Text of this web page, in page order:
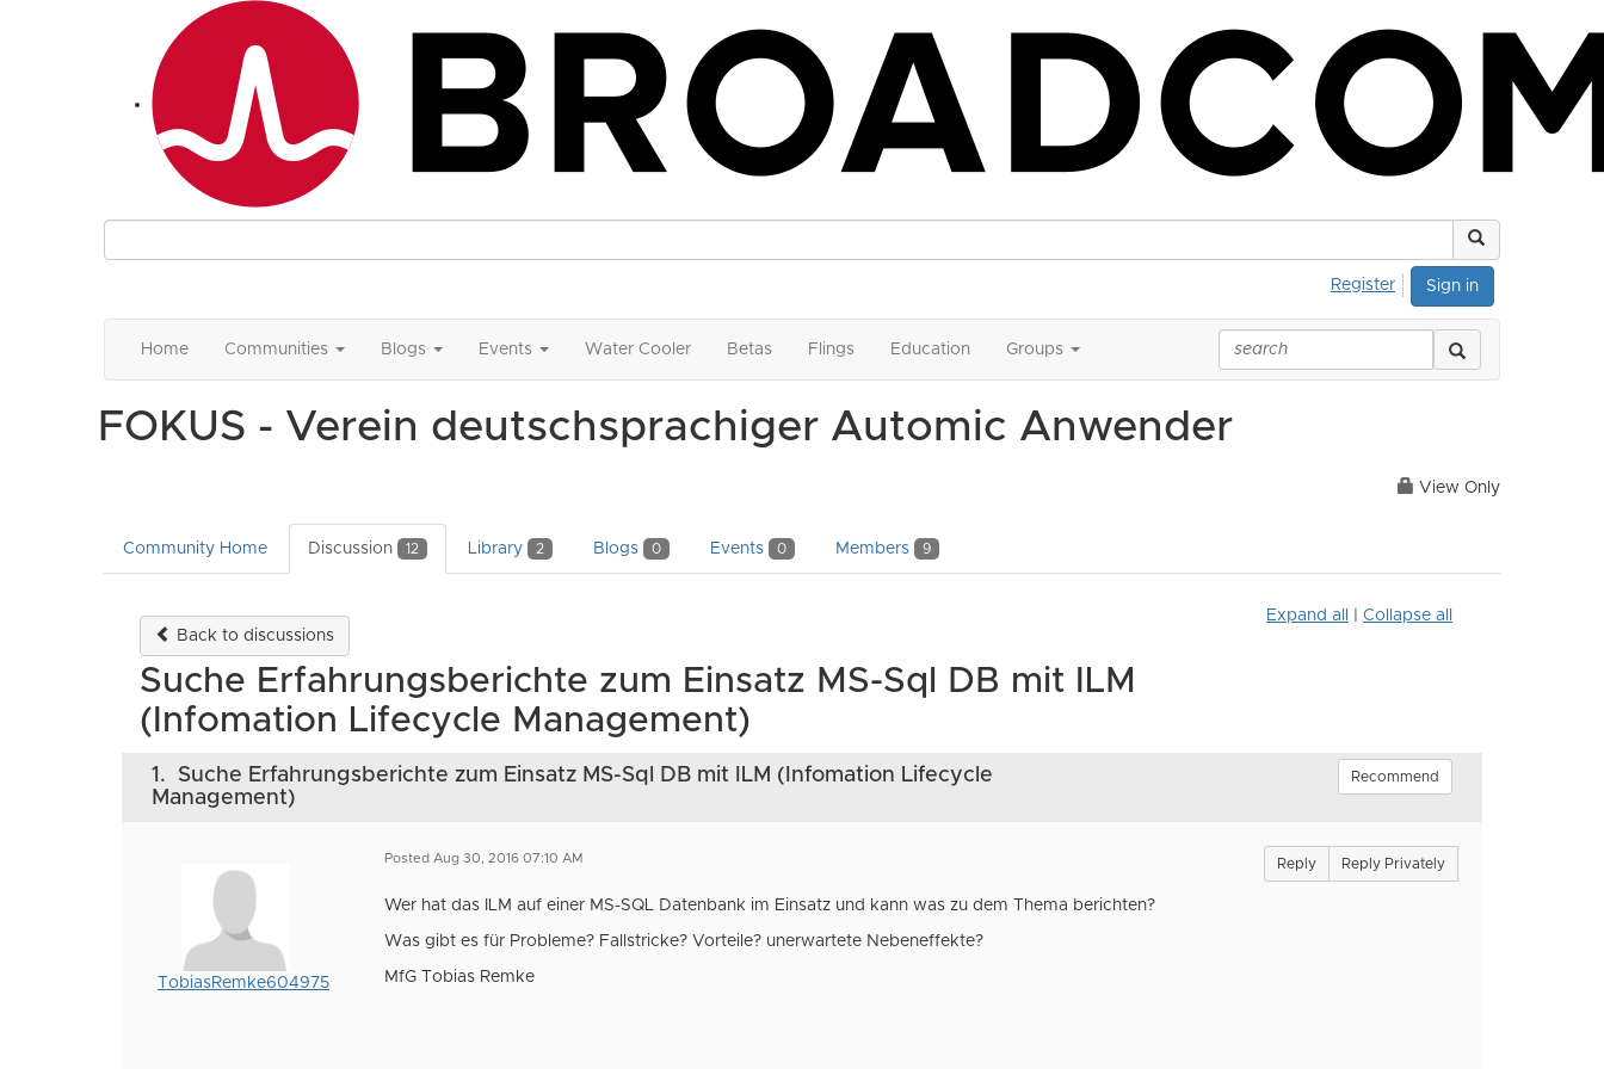
Sign in
Register
Home Communities Blogs Events Water Cooler Betas Flings Education Groups
FOKUS - Verein deutschsprachiger Automic Anwender
View Only
Community Home Discussion 12 Library 2 Blogs 0 Events 0 Members 9
Back to discussions
Expand all Collapse all
Suche Erfahrungsberichte zum Einsatz MS-Sql DB mit ILM
(Infomation Lifecycle Management)
1. Suche Erfahrungsberichte zum Einsatz MS-Sql DB mit ILM (Infomation Lifecycle
Management)
Recommend
TobiasRemke604975
Posted Aug 30, 2016 07:10 AM Reply Reply Privately
Wer hat das ILM auf einer MS-SQL Datenbank im Einsatz und kann was zu dem Thema berichten?
Was gibt es für Probleme? Fallstricke? Vorteile? unerwartete Nebeneffekte?
MfG Tobias Remke